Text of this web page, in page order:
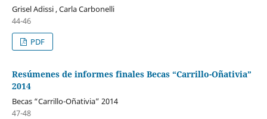
Grisel Adissi , Carla Carbonelli
44-46
PDF
Resúmenes de informes finales Becas “Carrillo-Oñativia”
2014
Becas “Carrillo-Oñativia” 2014
47-48